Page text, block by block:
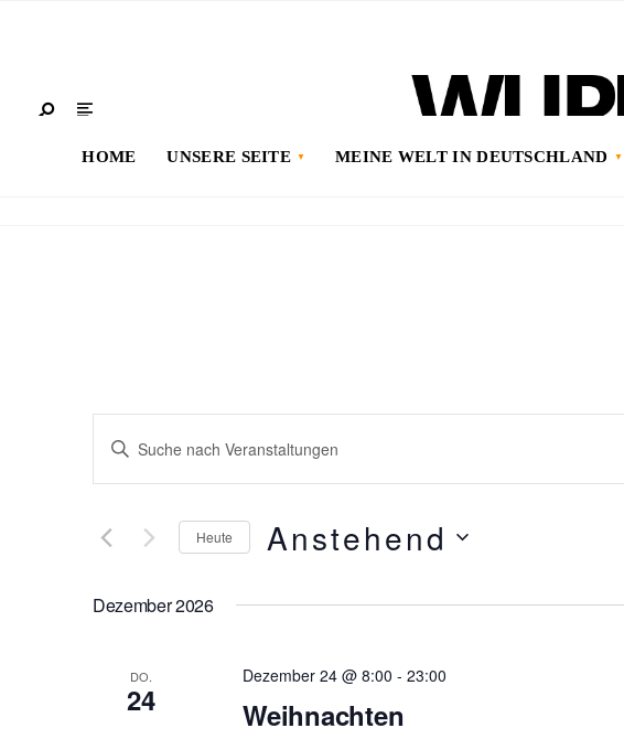
HOME UNSERE SEITE MEINE WELT IN DEUTSCHLAND
Veranstaltungen
Suche
Ansichten,
Navigation
Bitte
Schlüsselwort
Suche
Veranstaltungen
Heute Anstehend
wählen.
Dezember 2026
DO.
24
Dezember 24 @ 8:00 - 23:00
Weihnachten